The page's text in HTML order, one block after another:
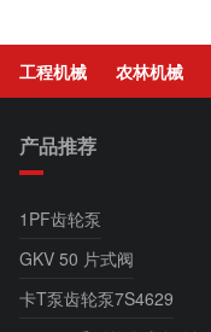
工程机械 农林机械
产品推荐
1PF齿轮泵
GKV 50 片式阀
卡T泵齿轮泵7S4629